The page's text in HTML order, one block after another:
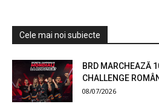
Cele mai noi subiecte
BRD MARCHEAZĂ
CHALLENGE
08/07/2026